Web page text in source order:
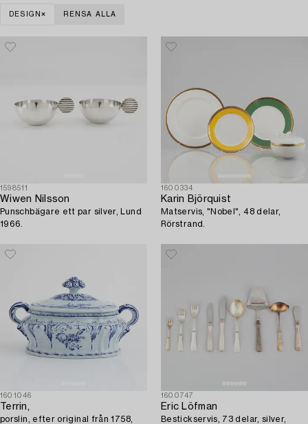
DESIGN RENSA ALLA
1598511
Wiwen Nilsson
Punschbägare ett par silver, Lund
1966.
1600334
Karin Björquist
Matservis, "Nobel", 48 delar,
Rörstrand.
1601046
Terrin,
porslin, efter original från 1758,
1600747
Eric Löfman
Bestickservis, 73 delar, silver,